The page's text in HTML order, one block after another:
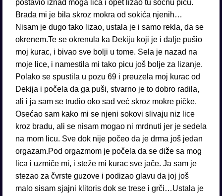
postavio iznad moga lica i opet lizao tu sočnu picu.
Brada mi je bila skroz mokra od sokića njenih…
Nisam je dugo tako lizao, ustala je i samo rekla, da se
okrenem.Te se okrenula ka Dekiju koji je i dalje pušio
moj kurac, i bivao sve bolji u tome. Sela je nazad na
moje lice, i namestila mi tako picu još bolje za lizanje.
Polako se spustila u pozu 69 i preuzela moj kurac od
Dekija i počela da ga puši, stvarno je to dobro radila,
ali i ja sam se trudio oko sad već skroz mokre pičke.
Osećao sam kako mi se njeni sokovi slivaju niz lice
kroz bradu, ali se nisam mogao ni mrdnuti jer je sedela
na mom licu. Sve dok nije počeo da je drma još jedan
orgazam.Pod orgazmom je počela da se diže sa mog
lica i uzmiče mi, i steže mi kurac sve jače. Ja sam je
stezao za čvrste guzove i podizao glavu da joj još
malo sisam sjajni klitoris dok se trese i grči…Ustala je